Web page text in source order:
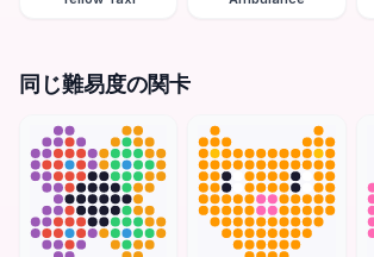
同じ難易度の関卡